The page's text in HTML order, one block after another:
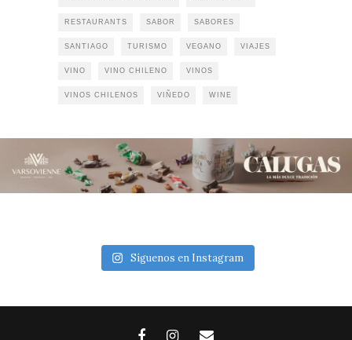
RESTAURANTS SABOR SABORES
SANTIAGO TURISMO VEGANO VIAJES
VINO VINO CHILENO VINOS
VINOS CHILENOS VIÑEDO WINE
Síguenos en Instagram